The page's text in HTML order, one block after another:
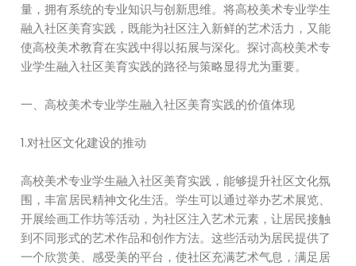
量，拥有系统的专业知识与创新思维。将高校美术专业学生
融入社区美育实践，既能为社区注入新鲜的艺术活力，又能
使高校美术教育在实践中得以拓展与深化。探讨高校美术专
业学生融入社区美育实践的路径与策略显得尤为重要。
一、高校美术专业学生融入社区美育实践的价值体现
1.对社区文化建设的推动
高校美术专业学生融入社区美育实践，能够提升社区文化氛
围，丰富居民精神文化生活。学生可以通过举办艺术展览、
开展绘画工作坊等活动，为社区注入艺术元素，让居民接触
到不同形式的艺术作品和创作方法。这些活动为居民提供了
一个欣赏美、感受美的平台，使社区充满艺术气息，满足居